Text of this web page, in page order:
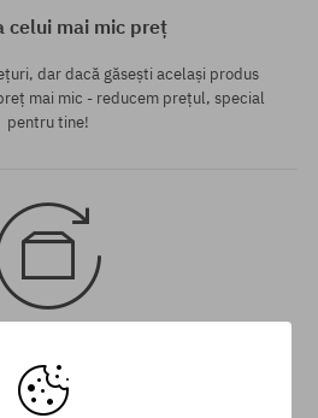
celui mai mic preț
dar dacă găsești același produs
mai mic - reducem prețul, special
pentru tine!
ai la dispoziție 30 zile de la data